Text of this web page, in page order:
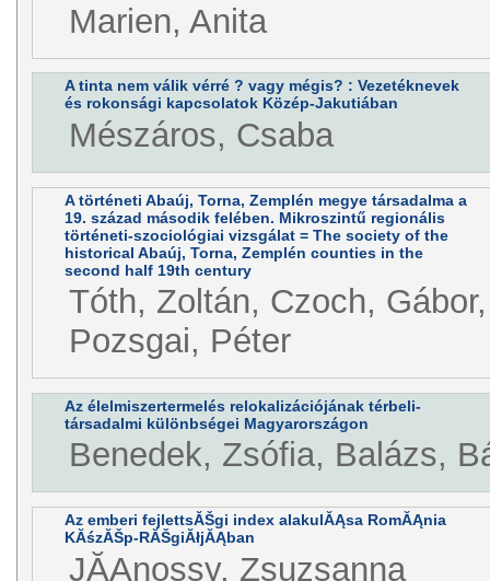
Marien, Anita
A tinta nem válik vérré ? vagy mégis? : Vezetéknevek
és rokonsági kapcsolatok Közép-Jakutiában
Mészáros, Csaba
A történeti Abaúj, Torna, Zemplén megye társadalma a
19. század második felében. Mikroszintű regionális
történeti-szociológiai vizsgálat = The society of the
historical Abaúj, Torna, Zemplén counties in the
second half 19th century
Tóth, Zoltán, Czoch,
Pozsgai, Péter
Az élelmiszertermelés relokalizációjának térbeli-
társadalmi különbségei Magyarországon
Benedek, Zsófia, Balázs,
Az emberi fejlettsĂŠgi index alakulĂĄsa RomĂĄnia
KĂśzĂŠp-RĂŠgiĂłjĂĄban
JĂĄnossy, Zsuzsanna